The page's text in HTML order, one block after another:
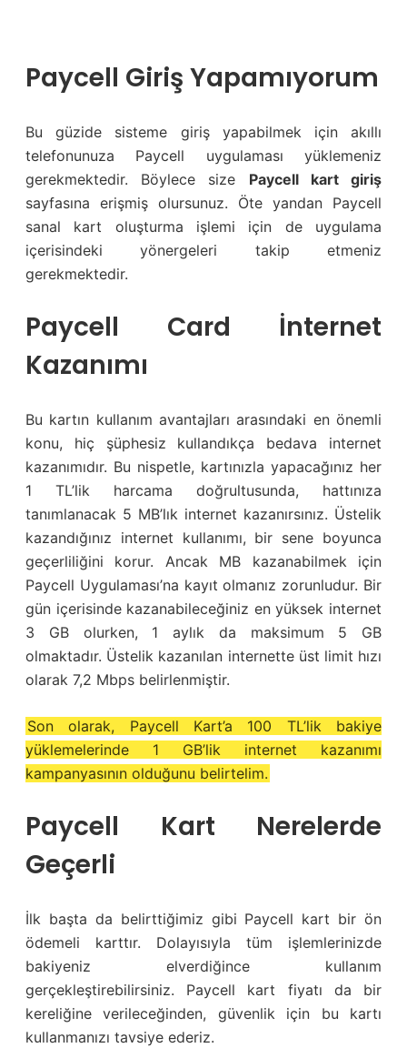
Paycell Giriş Yapamıyorum
Bu güzide sisteme giriş yapabilmek için akıllı
telefonunuza Paycell uygulaması yüklemeniz
gerekmektedir. Böylece size Paycell kart giriş
sayfasına erişmiş olursunuz. Öte yandan Paycell
sanal kart oluşturma işlemi için de uygulama
içerisindeki yönergeleri takip etmeniz
gerekmektedir.
Paycell Card İnternet
Kazanımı
Bu kartın kullanım avantajları arasındaki en önemli
konu, hiç şüphesiz kullandıkça bedava internet
kazanımıdır. Bu nispetle, kartınızla yapacağınız her
1 TL’lik harcama doğrultusunda, hattınıza
tanımlanacak 5 MB’lık internet kazanırsınız. Üstelik
kazandığınız internet kullanımı, bir sene boyunca
geçerliliğini korur. Ancak MB kazanabilmek için
Paycell Uygulaması’na kayıt olmanız zorunludur. Bir
gün içerisinde kazanabileceğiniz en yüksek internet
3 GB olurken, 1 aylık da maksimum 5 GB
olmaktadır. Üstelik kazanılan internette üst limit hızı
olarak 7,2 Mbps belirlenmiştir.
Son olarak, Paycell Kart’a 100 TL’lik bakiye
yüklemelerinde 1 GB’lik internet kazanımı
kampanyasının olduğunu belirtelim.
Paycell Kart Nerelerde
Geçerli
İlk başta da belirttiğimiz gibi Paycell kart bir ön
ödemeli karttır. Dolayısıyla tüm işlemlerinizde
bakiyeniz elverdiğince kullanım
gerçekleştirebilirsiniz. Paycell kart fiyatı da bir
kereliğine verileceğinden, güvenlik için bu kartı
kullanmanızı tavsiye ederiz.